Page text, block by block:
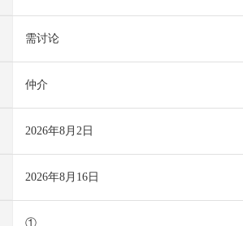
需讨论
仲介
2026年8月2日
2026年8月16日
①